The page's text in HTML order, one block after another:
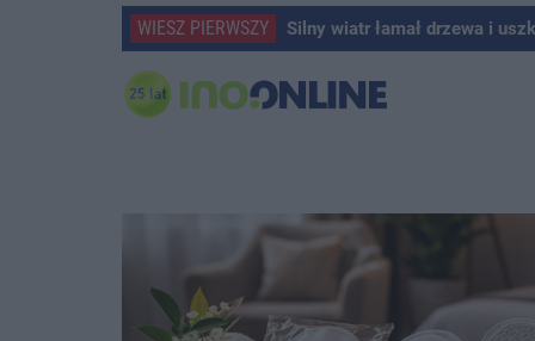
WIESZ PIERWSZY Silny wiatr łamał drzewa i